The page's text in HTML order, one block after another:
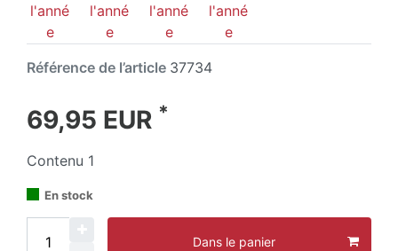
Référence de l’article 37734
69,95 EUR *
Contenu 1
En stock
Dans le panier